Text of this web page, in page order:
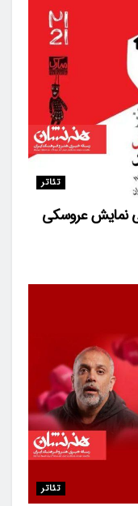
تئاتر
نمایش عروسکی
تئاتر